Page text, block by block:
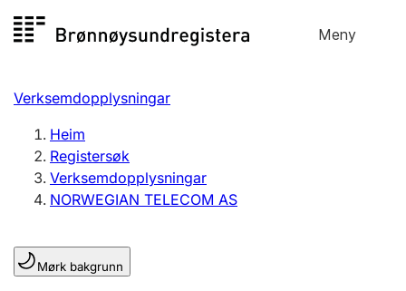
til
Meny
Registersøk
Aksjeselskap
Enkeltpersonføretak
Registrere, endre, slette
Lag og foreining
Verksemdopplysningar
Heim
Registersøk
Verksemdopplysningar
NORWEGIAN TELECOM AS
Mørk bakgrunn